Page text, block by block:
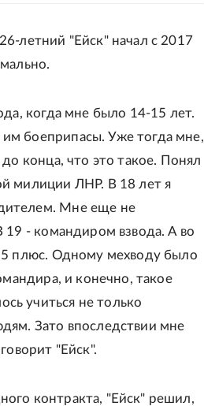
летний "Ейск" начал с 2017
когда мне было 14-15 лет.
боеприпасы. Уже тогда мне,
конца, что это такое. Понял
милиции ЛНР. В 18 лет я
Мне еще не
19 - командиром взвода. А во
плюс. Одному мехводу было
и конечно, такое
учиться не только
Зато впоследствии мне
"Ейск".
контракта, "Ейск" решил,